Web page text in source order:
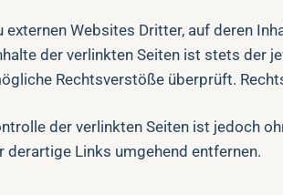
Websites Dritter, auf deren
der verlinkten Seiten ist stets der
Rechtsverstöße überprüft.
der verlinkten Seiten ist jedoch
derartige Links umgehend entfernen.